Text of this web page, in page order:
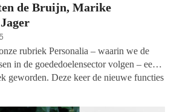
de Bruijn, Marike
rubriek Personalia – waarin we de
in de goededoelensector volgen – een
geworden. Deze keer de nieuwe functies
Broekman (WR KiKa).